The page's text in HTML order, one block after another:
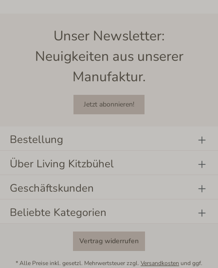
Unser Newsletter:
Neuigkeiten aus unserer
Manufaktur.
Jetzt abonnieren!
Bestellung
Über Living Kitzbühel
Geschäftskunden
Beliebte Kategorien
Vertrag widerrufen
* Alle Preise inkl. gesetzl. Mehrwertsteuer zzgl. Versandkosten und ggf.